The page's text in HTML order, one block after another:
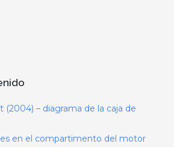
(2004) – diagrama de la caja de
en el compartimento del motor